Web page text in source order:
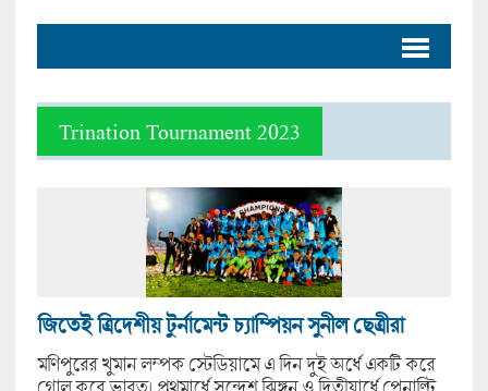
Trination Tournament 2023
জিতেই ত্রিদেশীয় টুর্নামেন্ট চ্যাম্পিয়ন সুনীল ছেত্রীরা
মণিপুরের খুমান লম্পক স্টেডিয়ামে এ দিন দুই অর্ধে একটি করে